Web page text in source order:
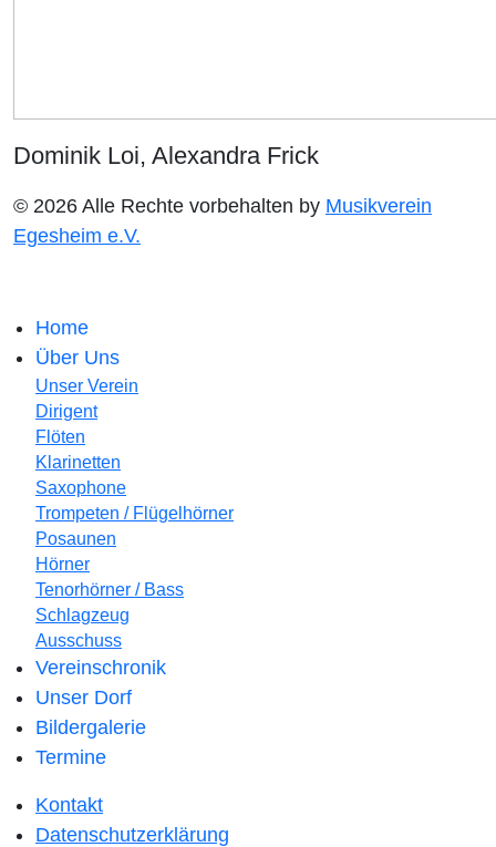
Dominik Loi, Alexandra Frick
© 2026 Alle Rechte vorbehalten by Musikverein
Egesheim e.V.
Home
Über Uns
Unser Verein
Dirigent
Flöten
Klarinetten
Saxophone
Trompeten / Flügelhörner
Posaunen
Hörner
Tenorhörner / Bass
Schlagzeug
Ausschuss
Vereinschronik
Unser Dorf
Bildergalerie
Termine
Kontakt
Datenschutzerklärung